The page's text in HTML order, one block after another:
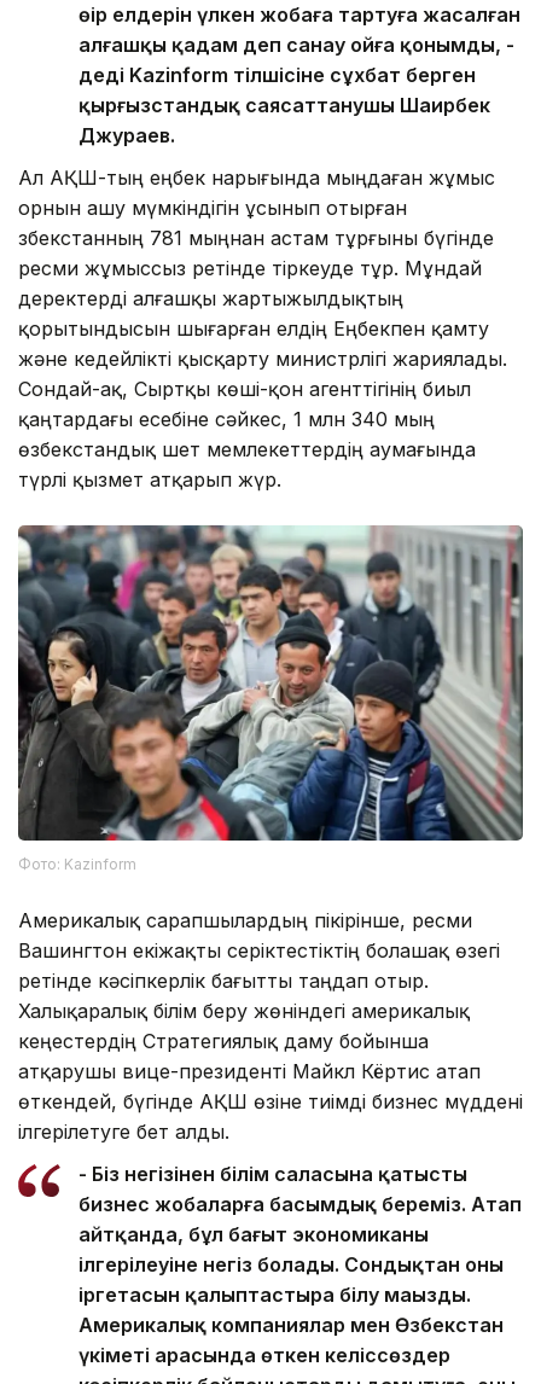
өңір елдерін үлкен жобаға тартуға жасалған
алғашқы қадам деп санау ойға қонымды, -
деді Kazinform тілшісіне сұхбат берген
қырғызстандық саясаттанушы Шаирбек
Джураев.
Ал АҚШ-тың еңбек нарығында мыңдаған жұмыс
орнын ашу мүмкіндігін ұсынып отырған
Өзбекстанның 781 мыңнан астам тұрғыны бүгінде
ресми жұмыссыз ретінде тіркеуде тұр. Мұндай
деректерді алғашқы жартыжылдықтың
қорытындысын шығарған елдің Еңбекпен қамту
және кедейлікті қысқарту министрлігі жариялады.
Сондай-ақ, Сыртқы көші-қон агенттігінің биыл
қаңтардағы есебіне сәйкес, 1 млн 340 мың
өзбекстандық шет мемлекеттердің аумағында
түрлі қызмет атқарып жүр.
Фото: Kazinform
Америкалық сарапшылардың пікірінше, ресми
Вашингтон екіжақты серіктестіктің болашақ өзегі
ретінде кәсіпкерлік бағытты таңдап отыр.
Халықаралық білім беру жөніндегі америкалық
кеңестердің Стратегиялық даму бойынша
атқарушы вице-президенті Майкл Кёртис атап
өткендей, бүгінде АҚШ өзіне тиімді бизнес мүддені
ілгерілетуге бет алды.
- Біз негізінен білім саласына қатысты
бизнес жобаларға басымдық береміз. Атап
айтқанда, бұл бағыт экономиканың
ілгерілеуіне негіз болады. Сондықтан оның
іргетасын қалыптастыра білу маңызды.
Америкалық компаниялар мен Өзбекстан
үкіметі арасында өткен келіссөздер